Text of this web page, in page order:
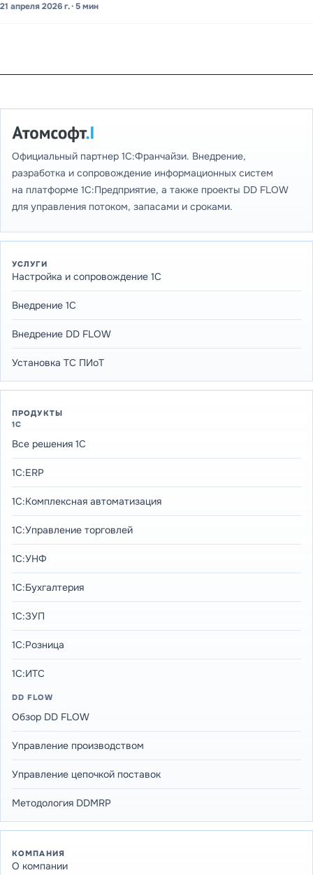
21 апреля 2026 г. · 5 мин
Официальный партнер 1С:Франчайзи. Внедрение,
разработка и сопровождение информационных систем
на платформе 1С:Предприятие, а также проекты DD FLOW
для управления потоком, запасами и сроками.
УСЛУГИ
Настройка и сопровождение 1С
Внедрение 1С
Внедрение DD FLOW
Установка ТС ПИоТ
ПРОДУКТЫ
1С
Все решения 1С
1С:ERP
1С:Комплексная автоматизация
1С:Управление торговлей
1С:УНФ
1С:Бухгалтерия
1С:ЗУП
1С:Розница
1С:ИТС
DD FLOW
Обзор DD FLOW
Управление производством
Управление цепочкой поставок
Методология DDMRP
КОМПАНИЯ
О компании